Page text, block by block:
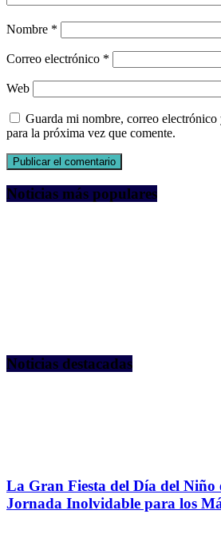
Nombre *
Correo electrónico *
Web
Guarda mi nombre, correo electrónico
para la próxima vez que comente.
Noticias más populares
Noticias destacadas
La Gran Fiesta del Día del Niño
Jornada Inolvidable para los